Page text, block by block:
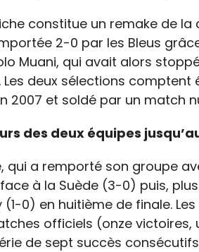
constitue un remake de la
2-0 par les Bleus
Muani, qui avait alors
Les deux sélections
2007 et soldé par un match
des deux équipes
qui a remporté son groupe
à la Suède (3-0) puis,
(1-0) en huitième de finale.
officiels (onze
de sept succès